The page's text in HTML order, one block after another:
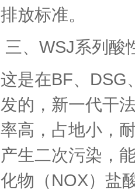
排放标准。
三、WSJ系列酸
这是在BF、DSG
发的，新一代干
率高，占地小，
产生二次污染，
化物（NOX）盐